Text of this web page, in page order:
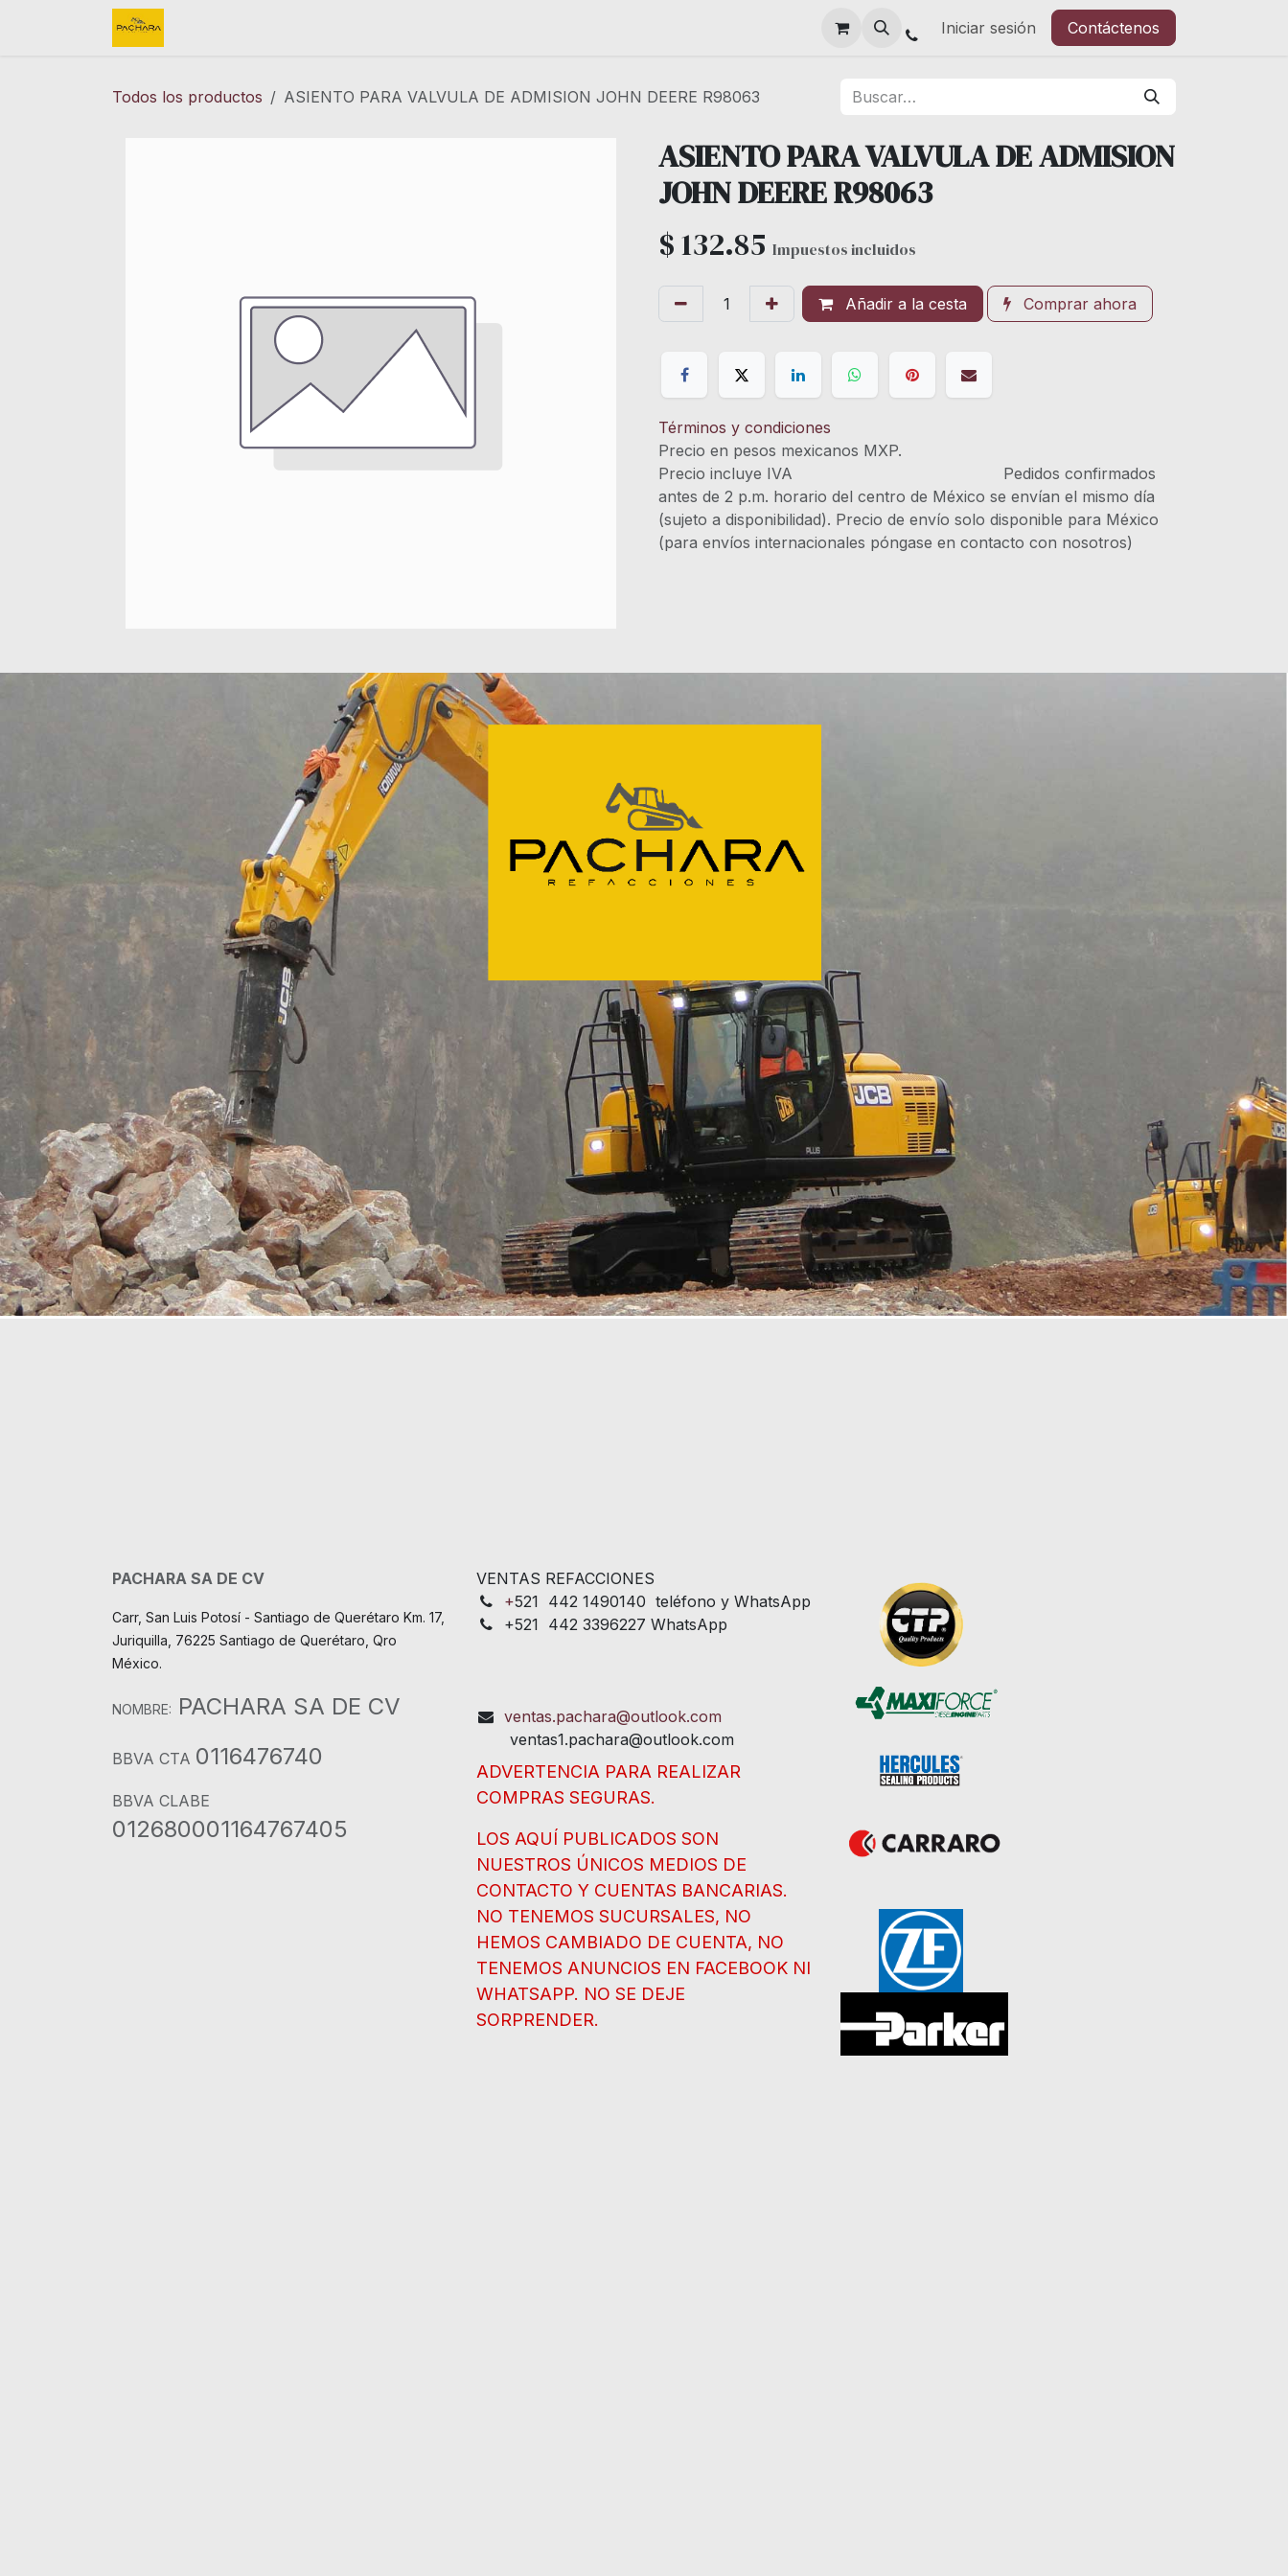
Iniciar sesión Contáctenos
Todos los productos ASIENTO PARA VALVULA DE ADMISION JOHN DEERE R98063
ASIENTO PARA VALVULA DE ADMISION
JOHN DEERE R98063
$132.85 Impuestos incluidos
Añadir a la cesta Comprar ahora
Términos y condiciones
Precio en pesos mexicanos MXP.
Precio incluye IVA Pedidos confirmados
antes de 2 p.m. horario del centro de México se envían el mismo día
(sujeto a disponibilidad). Precio de envío solo disponible para México
(para envíos internacionales póngase en contacto con nosotros)
PACHARA SA DE CV
Carr, San Luis Potosí - Santiago de Querétaro Km. 17,
Juriquilla, 76225 Santiago de Querétaro, Qro
México.
NOMBRE: PACHARA SA DE CV
BBVA CTA 0116476740
BBVA CLABE
012680001164767405
VENTAS REFACCIONES
+521 442 1490140 teléfono y WhatsApp
+521 442 3396227 WhatsApp
ventas.pachara@outlook.com
ventas1.pachara@outlook.com
ADVERTENCIA PARA REALIZAR
COMPRAS SEGURAS.
LOS AQUÍ PUBLICADOS SON
NUESTROS ÚNICOS MEDIOS DE
CONTACTO Y CUENTAS BANCARIAS.
NO TENEMOS SUCURSALES, NO
HEMOS CAMBIADO DE CUENTA, NO
TENEMOS ANUNCIOS EN FACEBOOK NI
WHATSAPP. NO SE DEJE
SORPRENDER.